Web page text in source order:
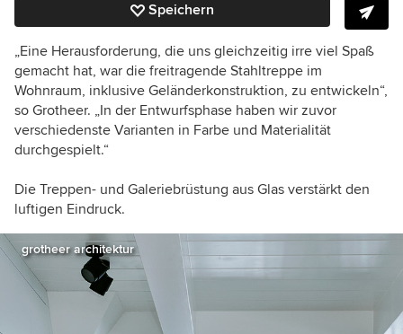
Speichern
„Eine Herausforderung, die uns gleichzeitig irre viel Spaß
gemacht hat, war die freitragende Stahltreppe im
Wohnraum, inklusive Geländerkonstruktion, zu entwickeln“,
so Grotheer. „In der Entwurfsphase haben wir zuvor
verschiedenste Varianten in Farbe und Materialität
durchgespielt.“
Die Treppen- und Galeriebrüstung aus Glas verstärkt den
luftigen Eindruck.
grotheer architektur